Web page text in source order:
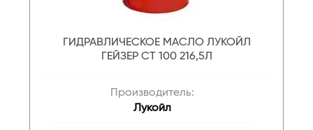
ГИДРАВЛИЧЕСКОЕ МАСЛО ЛУКОЙЛ
ГЕЙЗЕР СТ 100 216,5Л
Производитель:
Лукойл